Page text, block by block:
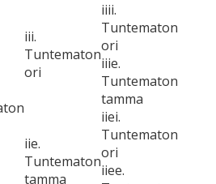
iii.
Tuntematon
ori
iiii.
Tuntematon
ori
iiie.
Tuntematon
tamma
iie.
Tuntematon
tamma
iiei.
Tuntematon
ori
iiee.